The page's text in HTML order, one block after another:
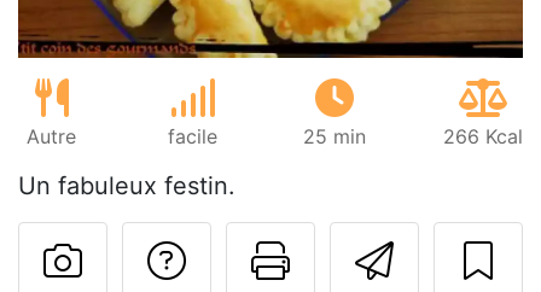
Autre facile 25 min 266 Kcal
Un fabuleux festin.
Imprimer
Poser une